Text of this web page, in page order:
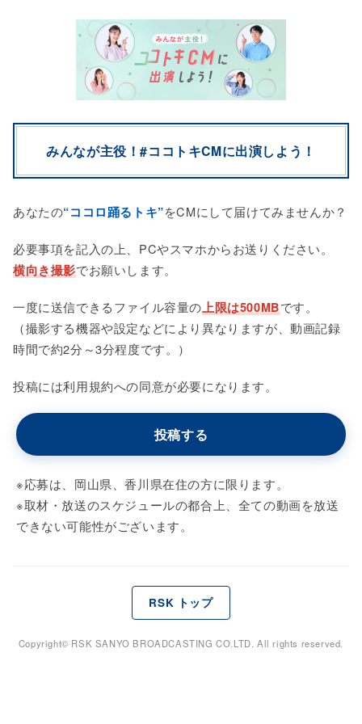
みんなが主役！#ココトキCMに出演しよう！
あなたの“ココロ踊るトキ”をCMにして届けてみませんか？
必要事項を記入の上、PCやスマホからお送りください。
横向き撮影でお願いします。
一度に送信できるファイル容量の上限は500MBです。
（撮影する機器や設定などにより異なりますが、動画記録
時間で約2分～3分程度です。）
投稿には利用規約への同意が必要になります。
投稿する
※応募は、岡山県、香川県在住の方に限ります。
※取材・放送のスケジュールの都合上、全ての動画を放送
できない可能性がございます。
RSK トップ
Copyright© RSK SANYO BROADCASTING CO.LTD. All rights reserved.